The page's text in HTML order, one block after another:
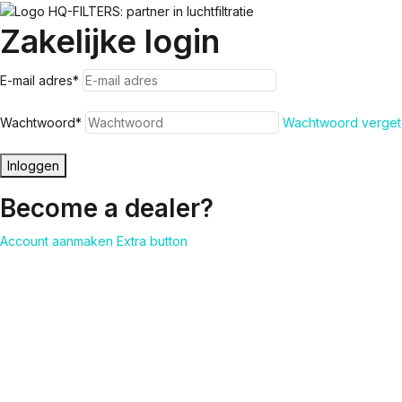
Zakelijke login
E-mail adres*
Wachtwoord* Wachtwoord
Inloggen
Become a dealer?
Account aanmaken Extra button